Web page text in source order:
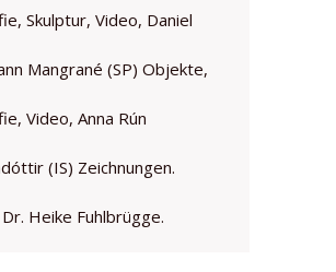
Skulptur, Video, Daniel
Mangrané (SP) Objekte,
Video, Anna Rún
(IS) Zeichnungen.
Heike Fuhlbrügge.